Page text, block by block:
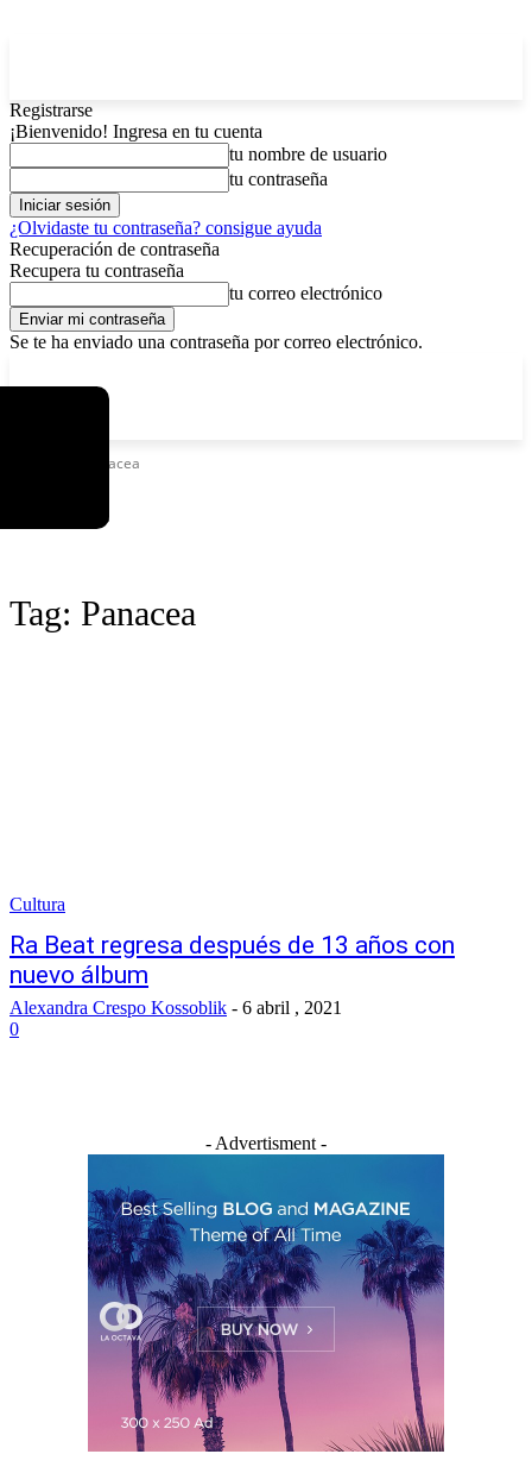
Registrarse
¡Bienvenido! Ingresa en tu cuenta
tu nombre de usuario
tu contraseña
¿Olvidaste tu contraseña? consigue ayuda
Recuperación de contraseña
Recupera tu contraseña
tu correo electrónico
Se te ha enviado una contraseña por correo electrónico.
Panacea
Tag: Panacea
Cultura
Ra Beat regresa después de 13 años con
nuevo álbum
Alexandra Crespo Kossoblik - 6 abril , 2021
0
- Advertisment -